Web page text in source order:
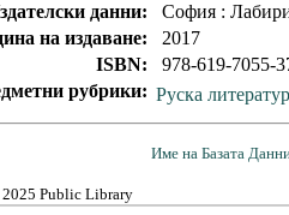
данни:
София :
на издаване:
2017
ISBN:
978-619-7055-
рубрики: Руска
Име на Базата
Public Library